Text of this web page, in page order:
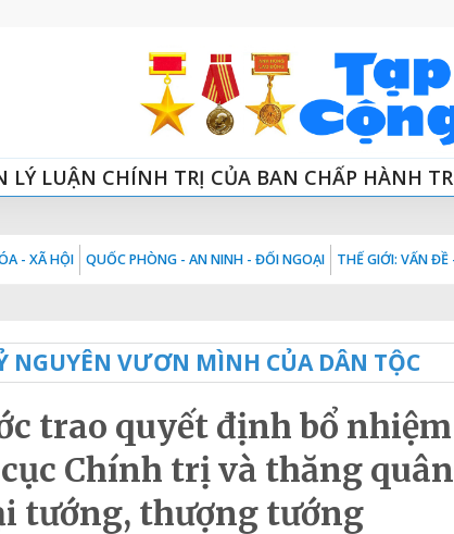
LÝ LUẬN CHÍNH TRỊ CỦA BAN CHẤP HÀNH
- XÃ HỘI QUỐC PHÒNG - AN NINH - ĐỐI NGOẠI THẾ GIỚI: VẤN ĐỀ
NGUYÊN VƯƠN MÌNH CỦA DÂN TỘC
trao quyết định bổ
Chính trị và thăng
tướng, thượng tướng